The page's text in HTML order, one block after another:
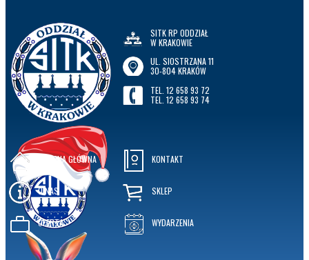
SITK RP ODDZIAŁ
W KRAKOWIE
UL. SIOSTRZANA 11
30-804 KRAKÓW
TEL. 12 658 93 72
TEL. 12 658 93 74
STRONA GŁÓWNA
O NAS
OFERTA
KONTAKT
SKLEP
WYDARZENIA